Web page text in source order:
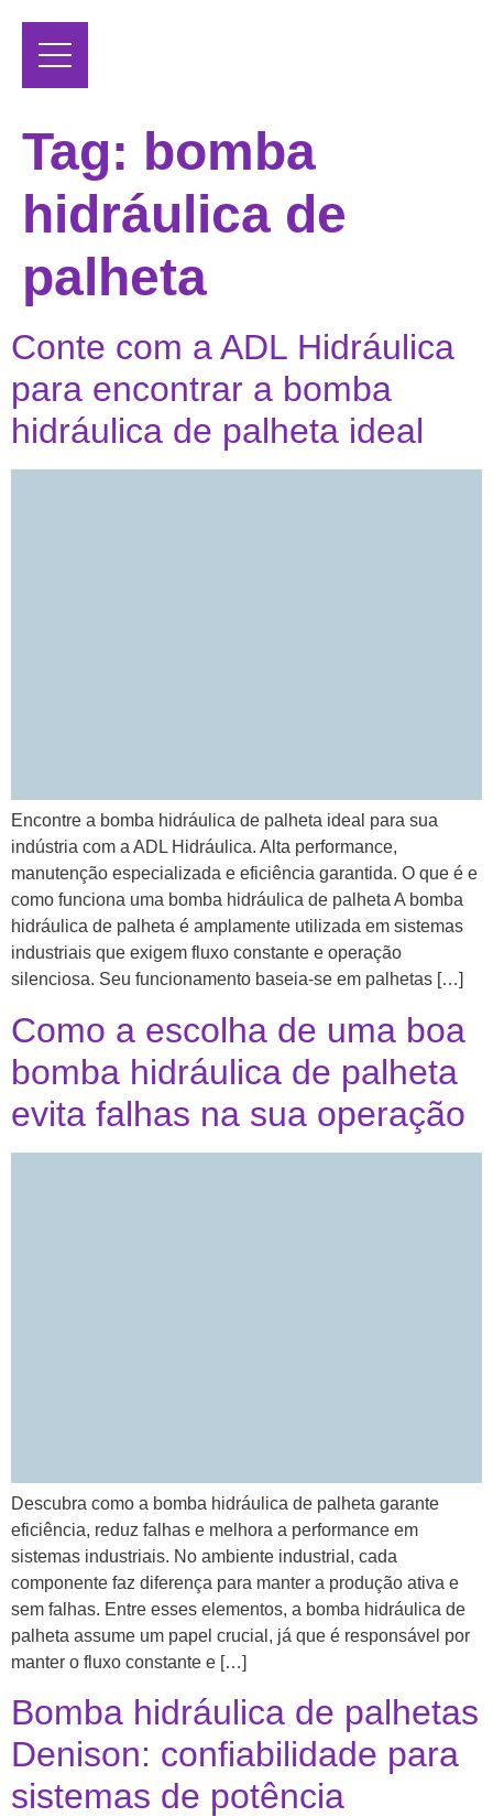
Tag: bomba
hidráulica de
palheta
Conte com a ADL Hidráulica
para encontrar a bomba
hidráulica de palheta ideal
Encontre a bomba hidráulica de palheta ideal para sua
indústria com a ADL Hidráulica. Alta performance,
manutenção especializada e eficiência garantida. O que é e
como funciona uma bomba hidráulica de palheta A bomba
hidráulica de palheta é amplamente utilizada em sistemas
industriais que exigem fluxo constante e operação
silenciosa. Seu funcionamento baseia-se em palhetas […]
Como a escolha de uma boa
bomba hidráulica de palheta
evita falhas na sua operação
Descubra como a bomba hidráulica de palheta garante
eficiência, reduz falhas e melhora a performance em
sistemas industriais. No ambiente industrial, cada
componente faz diferença para manter a produção ativa e
sem falhas. Entre esses elementos, a bomba hidráulica de
palheta assume um papel crucial, já que é responsável por
manter o fluxo constante e […]
Bomba hidráulica de palhetas
Denison: confiabilidade para
sistemas de potência